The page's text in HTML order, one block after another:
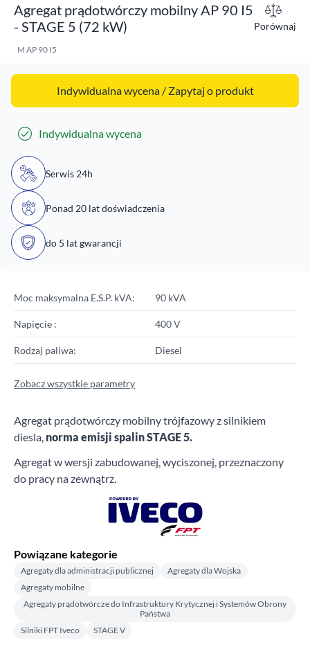
Agregat prądotwórczy mobilny AP 90 I5
- STAGE 5 (72 kW)
Porównaj
M AP 90 I5
Indywidualna wycena / Zapytaj o produkt
Indywidualna wycena
Serwis 24h
Ponad 20 lat doświadczenia
do 5 lat gwarancji
Moc maksymalna E.S.P. kVA: 90 kVA
Napięcie : 400 V
Rodzaj paliwa: Diesel
Zobacz wszystkie parametry
Agregat prądotwórczy mobilny trójfazowy z silnikiem
diesla, norma emisji spalin STAGE 5.
Agregat w wersji zabudowanej, wyciszonej, przeznaczony
do pracy na zewnątrz.
Powiązane kategorie
Agregaty dla administracji publicznej
Agregaty dla Wojska
Agregaty mobilne
Agregaty prądotwórcze do Infrastruktury Krytycznej i Systemów Obrony
Państwa
Silniki FPT Iveco
STAGE V